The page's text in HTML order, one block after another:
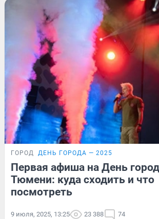
ГОРОД ДЕНЬ ГОРОДА — 2025
Первая афиша на День
Тюмени: куда сходить и что
посмотреть
9 июля, 2025, 13:25 23 388 74